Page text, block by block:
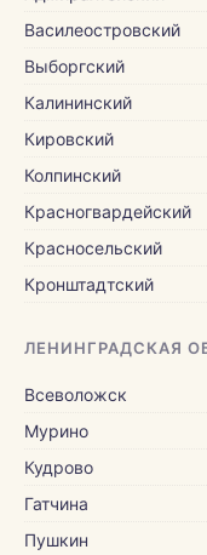
Василеостровский
Выборгский
Калининский
Кировский
Колпинский
Красногвардейский
Красносельский
Кронштадтский
ЛЕНИНГРАДСКАЯ
Всеволожск
Мурино
Кудрово
Гатчина
Пушкин